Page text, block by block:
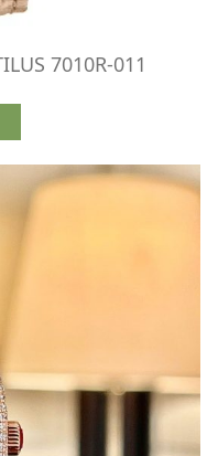
7010R-011